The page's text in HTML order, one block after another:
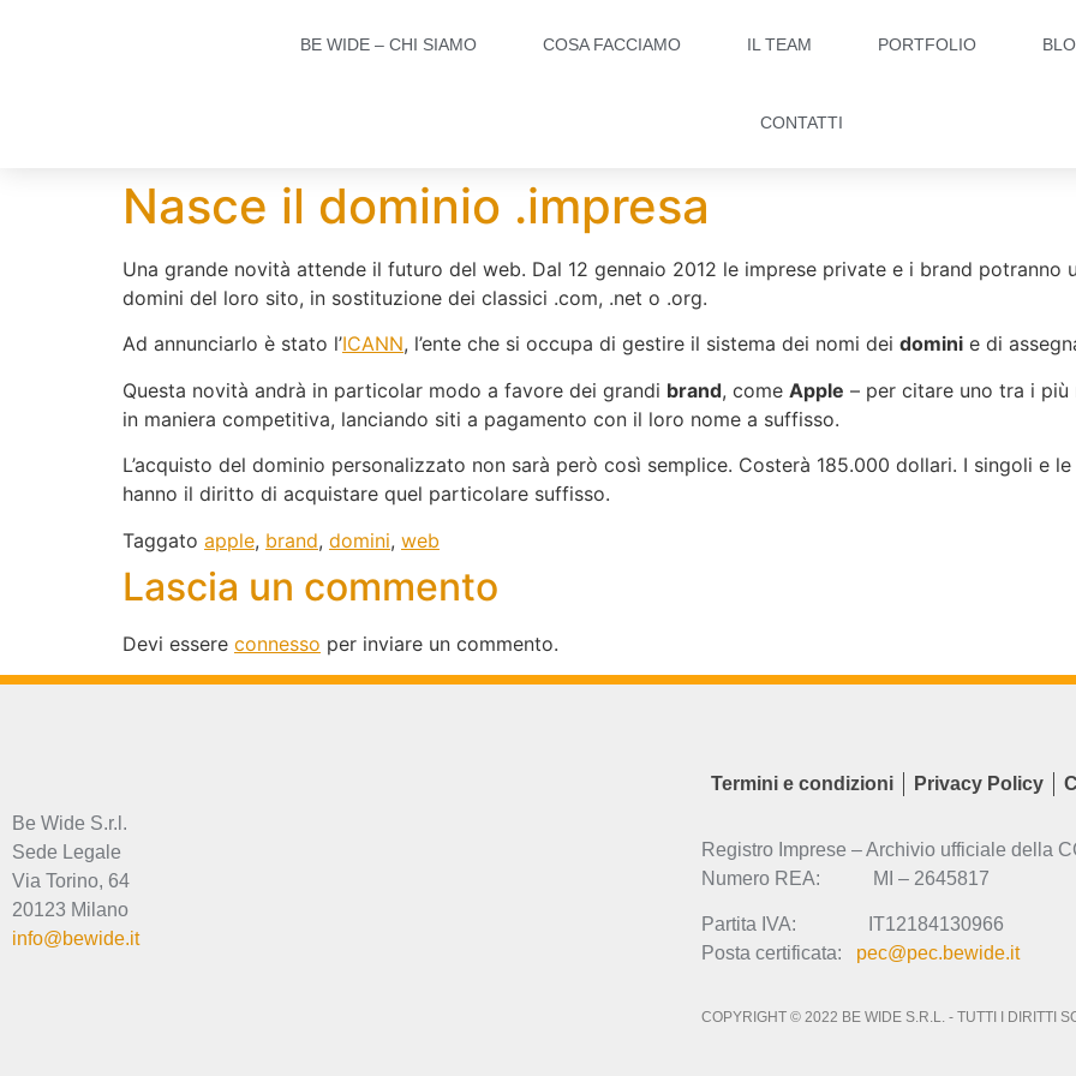
BE WIDE – CHI SIAMO COSA FACCIAMO IL TEAM PORTFOLIO
CONTATTI
Nasce il dominio .impresa
Una grande novità attende il futuro del web. Dal 12 gennaio 2012 le imprese private e i brand
domini del loro sito, in sostituzione dei classici .com, .net o .org.
Ad annunciarlo è stato l’ICANN, l’ente che si occupa di gestire il sistema dei nomi dei domini e di
Questa novità andrà in particolar modo a favore dei grandi brand, come Apple – per citare uno tra i
in maniera competitiva, lanciando siti a pagamento con il loro nome a suffisso.
L’acquisto del dominio personalizzato non sarà però così semplice. Costerà 185.000 dollari. I singoli e
hanno il diritto di acquistare quel particolare suffisso.
Taggato apple, brand, domini, web
Lascia un commento
Devi essere connesso per inviare un commento.
Be Wide S.r.l.
Sede Legale
Via Torino, 64
20123 Milano
info@bewide.it
Termini e condizioni Privacy Policy
Registro Imprese – Archivio ufficiale della
Numero REA: MI – 2645817
Partita IVA: IT12184130966
Posta certificata: pec@pec.bewide.it
COPYRIGHT © 2022 BE WIDE S.R.L. - TUTTI I DIRITTI